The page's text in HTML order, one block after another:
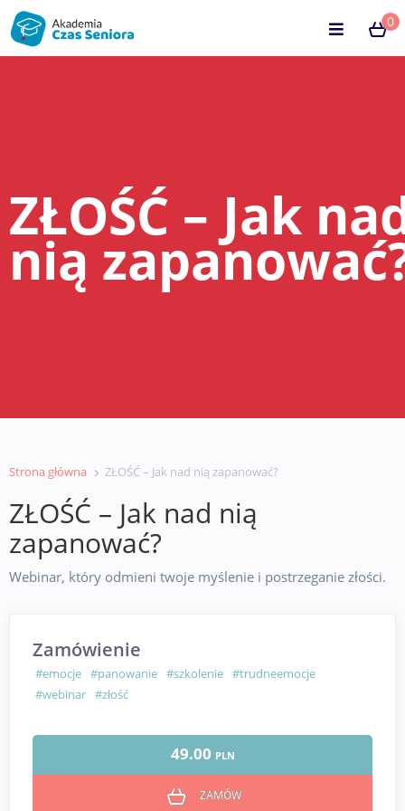
0
ZŁOŚĆ – Jak
nią
Strona główna ZŁOŚĆ – Jak nad nią zapanować?
ZŁOŚĆ – Jak nad nią
zapanować?
Webinar, który odmieni twoje myślenie i postrzeganie złości.
Zamówienie
#emocje #panowanie #szkolenie #trudneemocje
#webinar #złość
49.00 PLN
ZAMÓW